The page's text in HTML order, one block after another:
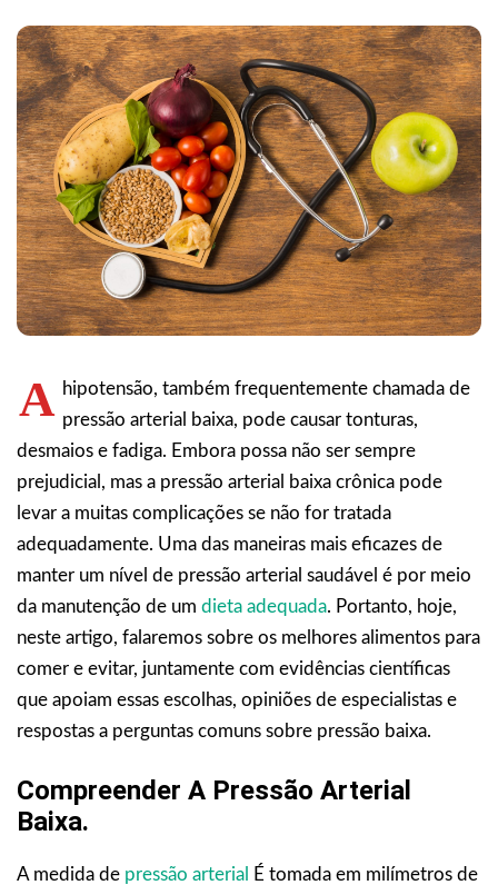
A hipotensão, também frequentemente chamada de
pressão arterial baixa, pode causar tonturas,
desmaios e fadiga. Embora possa não ser sempre
prejudicial, mas a pressão arterial baixa crônica pode
levar a muitas complicações se não for tratada
adequadamente. Uma das maneiras mais eficazes de
manter um nível de pressão arterial saudável é por meio
da manutenção de um dieta adequada. Portanto, hoje,
neste artigo, falaremos sobre os melhores alimentos para
comer e evitar, juntamente com evidências científicas
que apoiam essas escolhas, opiniões de especialistas e
respostas a perguntas comuns sobre pressão baixa.
Compreender A Pressão Arterial
Baixa.
A medida de pressão arterial
É tomada em milímetros de